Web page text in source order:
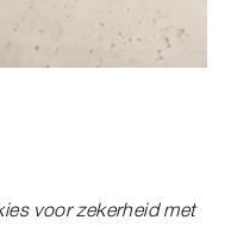
voor zekerheid met